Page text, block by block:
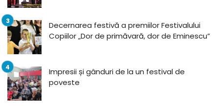
Decernarea festivă a premiilor Festivalului
Copiilor „Dor de primăvară, dor de Eminescu”
Impresii și gânduri de la un festival de
poveste